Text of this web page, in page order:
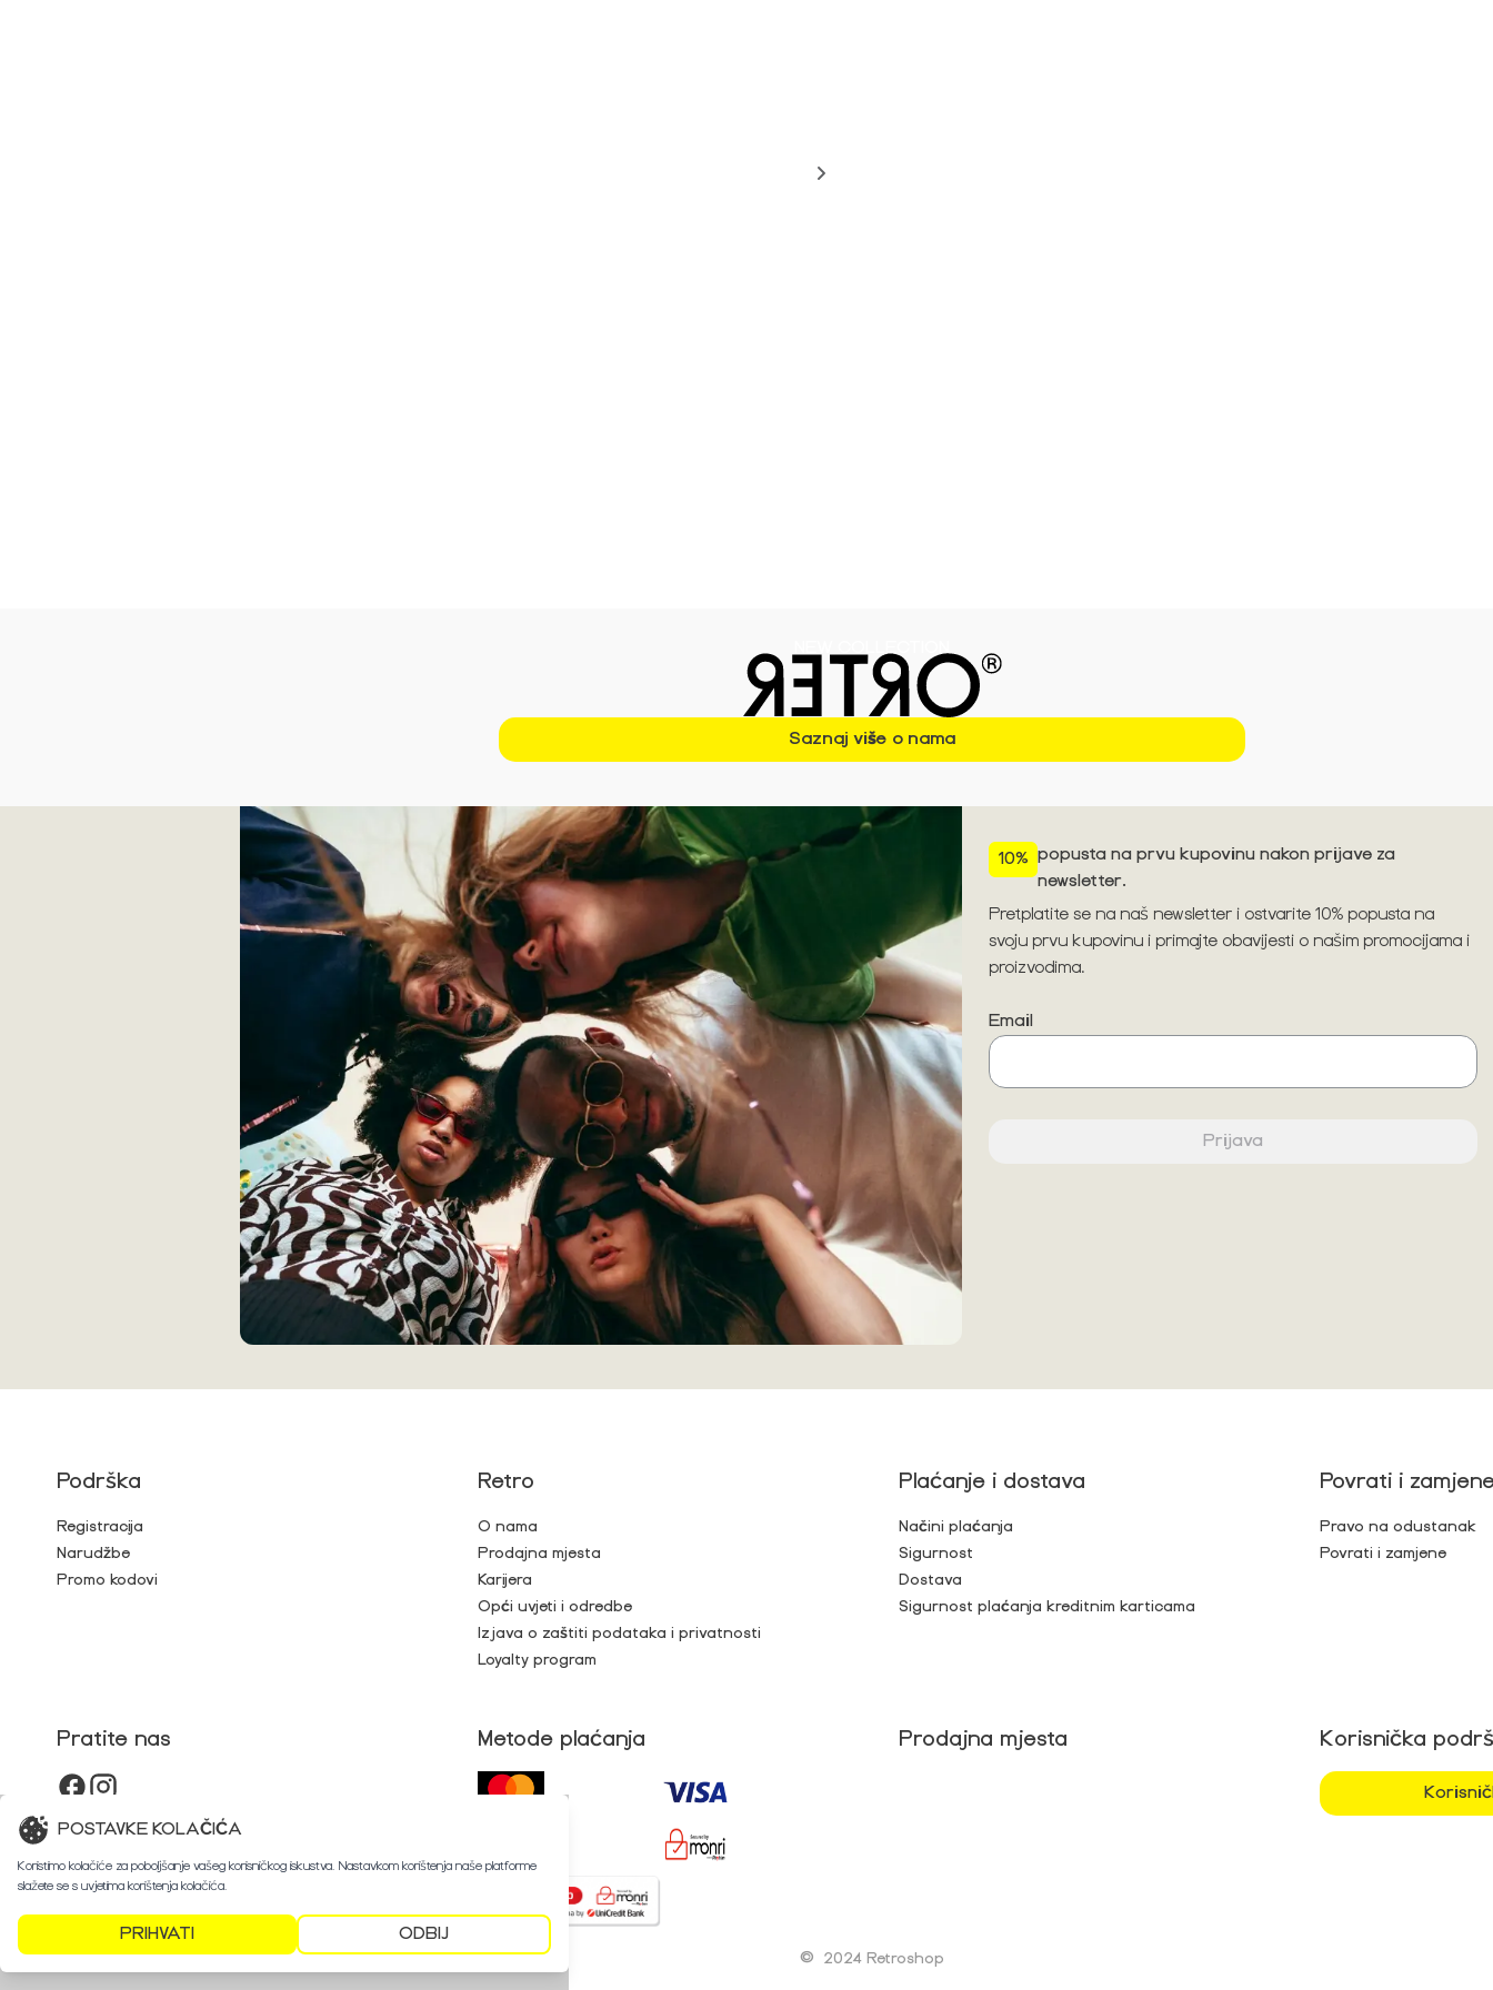
Saznaj više o nama
10%
popusta na prvu kupovinu nakon prijave za
newsletter.
Pretplatite se na naš newsletter i ostvarite 10% popusta na
svoju prvu kupovinu i primajte obavijesti o našim promocijama i
proizvodima.
Email
Prijava
Podrška
Registracija
Narudžbe
Promo kodovi
Retro
O nama
Prodajna mjesta
Karijera
Opći uvjeti i odredbe
Izjava o zaštiti podataka i privatnosti
Loyalty program
Plaćanje i dostava
Načini plaćanja
Sigurnost
Dostava
Sigurnost plaćanja kreditnim karticama
Povrati i
Pravo na odustanak
Povrati i zamjene
Pratite nas Metode plaćanja Prodajna mjesta Korisnička
© 2024 Retroshop
POSTAVKE KOLAČIĆA
Koristimo kolačiće za poboljšanje vašeg korisničkog iskustva. Nastavkom korištenja naše platforme
slažete se s uvjetima korištenja kolačića.
PRIHVATI ODBIJ